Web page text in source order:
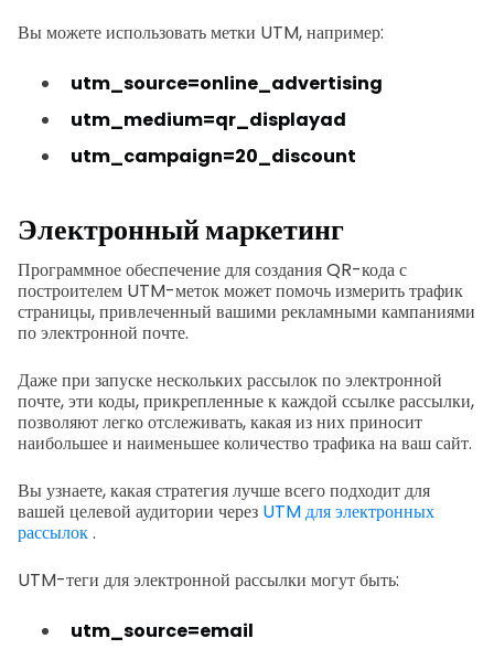
Вы можете использовать метки UTM, например:
utm_source=online_advertising
utm_medium=qr_displayad
utm_campaign=20_discount
Электронный маркетинг
Программное обеспечение для создания QR-кода с
построителем UTM-меток может помочь измерить трафик
страницы, привлеченный вашими рекламными кампаниями
по электронной почте.
Даже при запуске нескольких рассылок по электронной
почте, эти коды, прикрепленные к каждой ссылке рассылки,
позволяют легко отслеживать, какая из них приносит
наибольшее и наименьшее количество трафика на ваш сайт.
Вы узнаете, какая стратегия лучше всего подходит для
вашей целевой аудитории через UTM для электронных
рассылок.
UTM-теги для электронной рассылки могут быть:
utm_source=email